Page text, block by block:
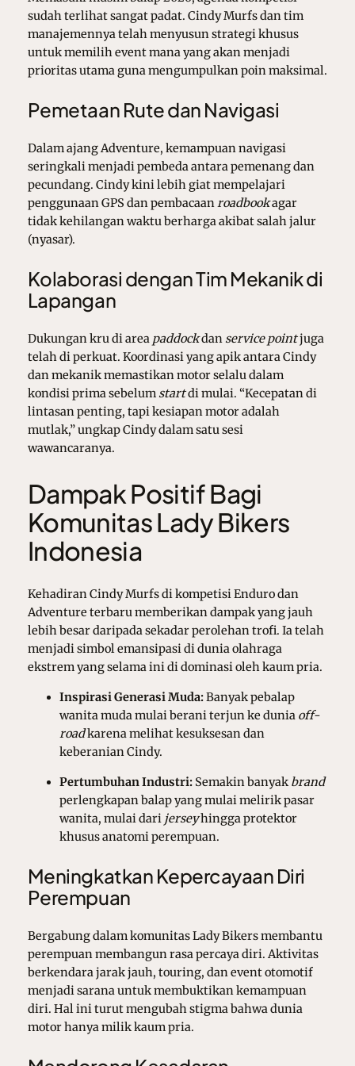
sudah terlihat sangat padat. Cindy Murfs dan tim
manajemennya telah menyusun strategi khusus
untuk memilih event mana yang akan menjadi
prioritas utama guna mengumpulkan poin maksimal.
Pemetaan Rute dan Navigasi
Dalam ajang Adventure, kemampuan navigasi
seringkali menjadi pembeda antara pemenang dan
pecundang. Cindy kini lebih giat mempelajari
penggunaan GPS dan pembacaanroadbookagar
tidak kehilangan waktu berharga akibat salah jalur
(nyasar).
Kolaborasi dengan Tim Mekanik di
Lapangan
Dukungan kru di area paddockdanservice pointjuga
telah di perkuat. Koordinasi yang apik antara Cindy
dan mekanik memastikan motor selalu dalam
kondisi prima sebelumstartdi mulai. “Kecepatan di
lintasan penting, tapi kesiapan motor adalah
mutlak,” ungkap Cindy dalam satu sesi
wawancaranya.
Dampak Positif Bagi
Komunitas Lady Bikers
Indonesia
Kehadiran Cindy Murfs di kompetisi Enduro dan
Adventure terbaru memberikan dampak yang jauh
lebih besar daripada sekadar perolehan trofi. Ia telah
menjadi simbol emansipasi di dunia olahraga
ekstrem yang selama ini di dominasi oleh kaum pria.
Inspirasi Generasi Muda:Banyak pebalap
wanita muda mulai berani terjun ke dunia off-
roadkarena melihat kesuksesan dan
keberanian Cindy.
Pertumbuhan Industri:Semakin banyak brand
perlengkapan balap yang mulai melirik pasar
wanita, mulai dari jerseyhingga protektor
khusus anatomi perempuan.
Meningkatkan Kepercayaan Diri
Perempuan
Bergabung dalam komunitas Lady Bikers membantu
perempuan membangun rasa percaya diri. Aktivitas
berkendara jarak jauh, touring, dan event otomotif
menjadi sarana untuk membuktikan kemampuan
diri. Hal ini turut mengubah stigma bahwa dunia
motor hanya milik kaum pria.